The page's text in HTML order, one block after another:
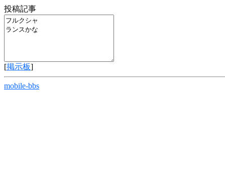
投稿記事
[掲示板]
mobile-bbs